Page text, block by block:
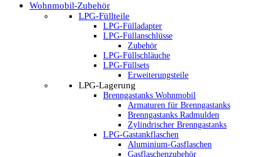
Wohnmobil-Zubehör
LPG-Füllteile
LPG-Fülladapter
LPG-Füllanschlüsse
Zubehör
LPG-Füllschläuche
LPG-Füllsets
Erweiterungsteile
LPG-Lagerung
Brenngastanks Wohnmobil
Armaturen für Brenngastanks
Brenngastanks Radmulden
Zylindrischer Brenngastanks
LPG-Gastankflaschen
Aluminium-Gasflaschen
Gasflaschenzubehör